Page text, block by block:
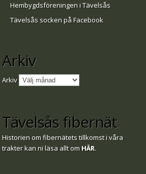
Hembygdsföreningen i Tävelsås
Tävelsås socken på Facebook
Arkiv
Arkiv
Tävelsås fibernät
Historien om fibernätets tillkomst i våra
trakter kan ni läsa allt om HÄR.